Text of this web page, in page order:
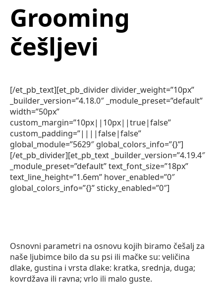
Grooming
češljevi
[/et_pb_text][et_pb_divider divider_weight=”10px”
_builder_version=”4.18.0″ _module_preset=”default”
width=”50px”
custom_margin=”10px||10px||true|false”
custom_padding=”||||false|false”
global_module=”5629″ global_colors_info=”{}”]
[/et_pb_divider][et_pb_text _builder_version=”4.19.4″
_module_preset=”default” text_font_size=”18px”
text_line_height=”1.6em” hover_enabled=”0″
global_colors_info=”{}” sticky_enabled=”0″]
Osnovni parametri na osnovu kojih biramo češalj za
naše ljubimce bilo da su psi ili mačke su: veličina
dlake, gustina i vrsta dlake: kratka, srednja, duga;
kovrdžava ili ravna; vrlo ili malo guste.